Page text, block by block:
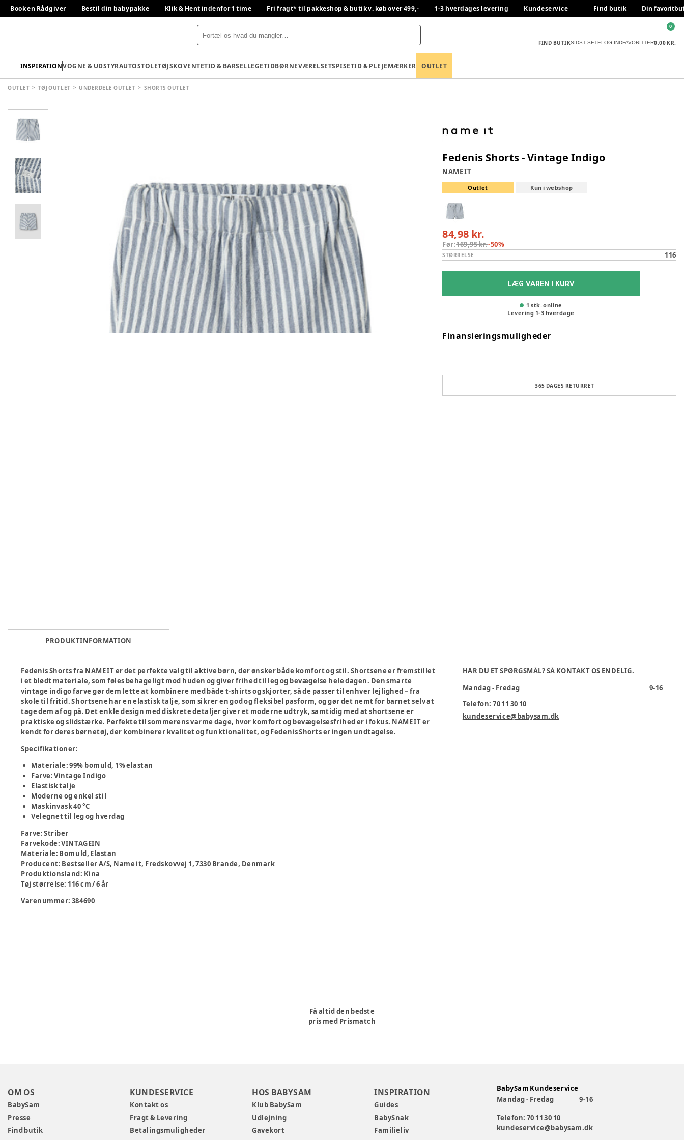
Book en Rådgiver Bestil din babypakke Klik & Hent indenfor 1 time Fri fragt* til pakkeshop & butik v. køb over 499,- 1-3 hverdages levering Kundeservice Find butik Din
FIND BUTIKSIDST SETELOG INDFAVORITTER0,00 KR.
0
INSPIRATIONVOGNE & UDSTYRAUTOSTOLETØJSKOVENTETID & BARSELLEGETIDBØRNEVÆRELSETSPISETID & PLEJEMÆRKER OUTLET
OUTLET TØJ OUTLET UNDERDELE OUTLET SHORTS OUTLET
Fedenis Shorts - Vintage Indigo
NAME IT
Outlet Kun i webshop
84,98 kr.
Før:169,95 kr.-50%
STØRRELSE 116
LÆG VAREN I KURV
1 stk. online
Levering 1-3 hverdage
Finansieringsmuligheder
365 DAGES RETURRET
PRODUKTINFORMATION
Fedenis Shorts fra NAME IT er det perfekte valg til aktive børn, der ønsker både komfort og stil. Shortsene er fremstillet
i et blødt materiale, som føles behageligt mod huden og giver frihed til leg og bevægelse hele dagen. Den smarte
vintage indigo farve gør dem lette at kombinere med både t-shirts og skjorter, så de passer til enhver lejlighed – fra
skole til fritid. Shortsene har en elastisk talje, som sikrer en god og fleksibel pasform, og gør det nemt for barnet selv at
tage dem af og på. Det enkle design med diskrete detaljer giver et moderne udtryk, samtidig med at shortsene er
praktiske og slidstærke. Perfekte til sommerens varme dage, hvor komfort og bevægelsesfrihed er i fokus. NAME IT er
kendt for deres børnetøj, der kombinerer kvalitet og funktionalitet, og Fedenis Shorts er ingen undtagelse.
Specifikationer:
Materiale: 99% bomuld, 1% elastan
Farve: Vintage Indigo
Elastisk talje
Moderne og enkel stil
Maskinvask 40 °C
Velegnet til leg og hverdag
Farve:Striber
Farvekode:VINTAGEIN
Materiale: Bomuld, Elastan
Producent: Bestseller A/S, Name it, Fredskovvej 1, 7330 Brande, Denmark
Produktionsland: Kina
Tøj størrelse: 116 cm / 6 år
Varenummer: 384690
HAR DU ET SPØRGSMÅL? SÅ KONTAKT OS ENDELIG.
Mandag - Fredag
9-16
Telefon: 70 11 30 10
kundeservice@babysam.dk
Få altid den bedste
pris med Prismatch
OM OS
BabySam
Presse
Find butik
KUNDESERVICE
Kontakt os
Fragt & Levering
Betalingsmuligheder
HOS BABYSAM
Klub BabySam
Udlejning
Gavekort
INSPIRATION
Guides
BabySnak
Familieliv
BabySam Kundeservice
Mandag - Fredag
9-16
Telefon: 70 11 30 10
kundeservice@babysam.dk